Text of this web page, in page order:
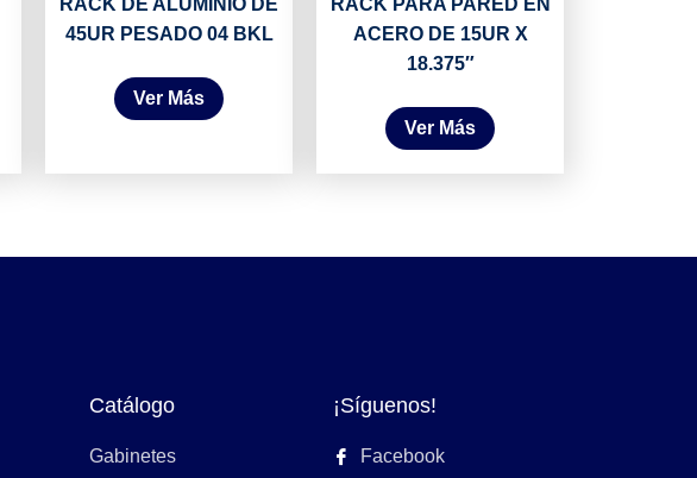
RACK DE ALUMINIO DE
45UR PESADO 04 BKL
Ver Más
RACK PARA PARED EN
ACERO DE 15UR X
18.375″
Ver Más
Catálogo
Gabinetes
¡Síguenos!
Facebook